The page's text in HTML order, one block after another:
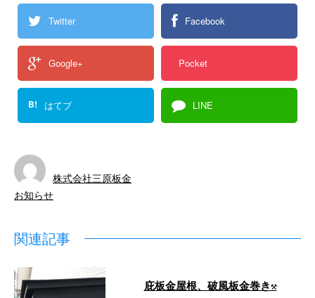
Twitter Facebook
Google+ Pocket
B! はてブ LINE
株式会社三原板金
お知らせ
関連記事
庇板金屋根、破風板金巻き⚒